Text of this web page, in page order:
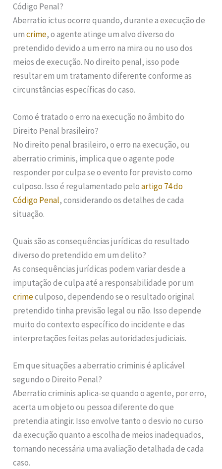
Código Penal?
Aberratio ictus ocorre quando, durante a execução de
umcrime, o agente atinge um alvo diverso do
pretendido devido a um erro na mira ou no uso dos
meios de execução. No direito penal, isso pode
resultar em um tratamento diferente conforme as
circunstâncias específicas do caso.
Como é tratado o erro na execução no âmbito do
Direito Penal brasileiro?
No direito penal brasileiro, o erro na execução, ou
aberratio criminis, implica que o agente pode
responder por culpa se o evento for previsto como
culposo. Isso é regulamentado peloartigo 74 do
Código Penal, considerando os detalhes de cada
situação.
Quais são as consequências jurídicas do resultado
diverso do pretendido em um delito?
As consequências jurídicas podem variar desde a
imputação de culpa até a responsabilidade por um
crimeculposo, dependendo se o resultado original
pretendido tinha previsão legal ou não. Isso depende
muito do contexto específico do incidente e das
interpretações feitas pelas autoridades judiciais.
Em que situações a aberratio criminis é aplicável
segundo o Direito Penal?
Aberratio criminis aplica-se quando o agente, por erro,
acerta um objeto ou pessoa diferente do que
pretendia atingir. Isso envolve tanto o desvio no curso
da execução quanto a escolha de meios inadequados,
tornando necessária uma avaliação detalhada de cada
caso.